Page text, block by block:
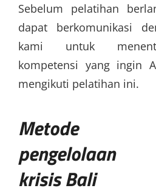
Sebelum pelatihan
dapat berkomunikasi
kami untuk
kompetensi yang ingin
mengikuti pelatihan ini.
pengelolaan
krisis Bali